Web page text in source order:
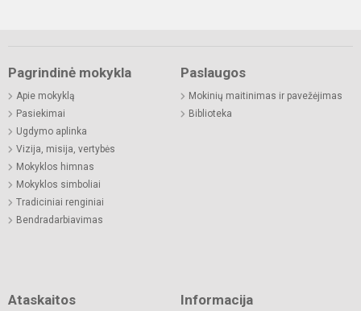
Pagrindinė mokykla
Apie mokyklą
Pasiekimai
Ugdymo aplinka
Vizija, misija, vertybės
Mokyklos himnas
Mokyklos simboliai
Tradiciniai renginiai
Bendradarbiavimas
Paslaugos
Mokinių maitinimas ir pavežėjimas
Biblioteka
Ataskaitos Informacija